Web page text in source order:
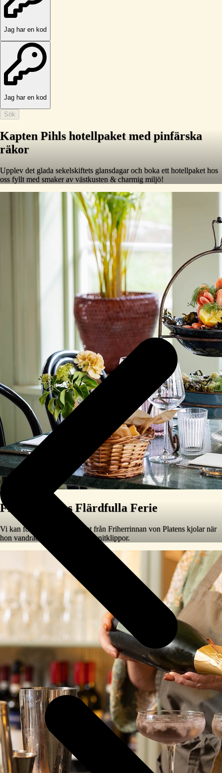
Jag har en kod
Jag har en kod
Sök
Kapten Pihls hotellpaket med pinfärska
räkor
Upplev det glada sekelskiftets glansdagar och boka ett hotellpaket hos
oss fyllt med smaker av västkusten & charmig miljö!
Friherrinnans Flärdfulla Ferie
Vi kan fortfarande höra fraset från Friherrinnan von Platens kjolar när
hon vandrade över Lysekils granitklippor.